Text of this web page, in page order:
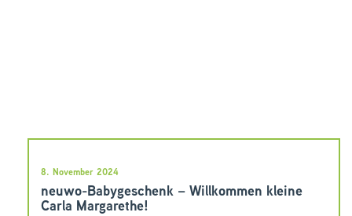
neuwo-Babygeschenk – Willkommen kleine
Carla Margarethe!
8. November 2024